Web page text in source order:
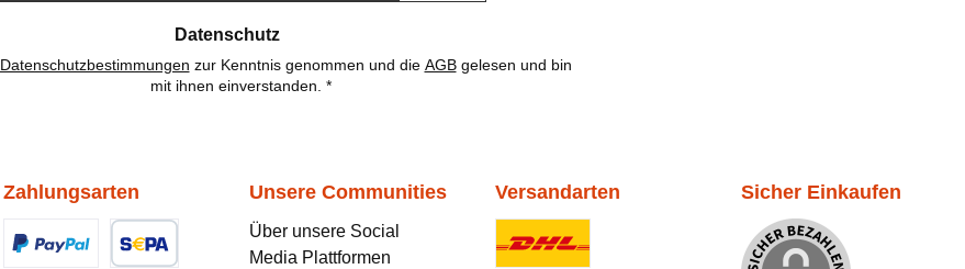
Datenschutz
Datenschutzbestimmungen zur Kenntnis genommen und die AGBgelesen und bin
mit ihnen einverstanden. *
Zahlungsarten Unsere Communities
Über unsere Social
Media Plattformen
Versandarten Sicher Einkaufen